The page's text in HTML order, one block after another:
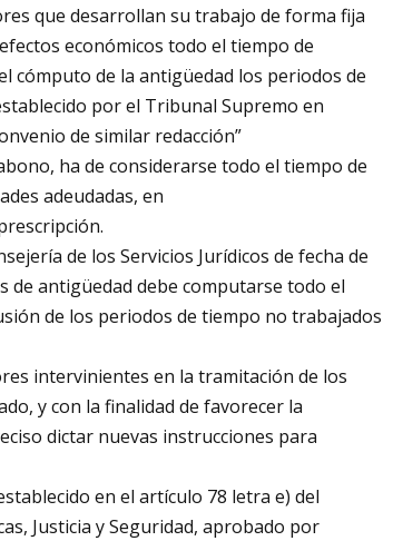
que desarrollan su trabajo de forma fija
económicos todo el tiempo de
cómputo de la antigüedad los periodos de
por el Tribunal Supremo en
de similar redacción”
ha de considerarse todo el tiempo de
adeudadas, en
de los Servicios Jurídicos de fecha de
de antigüedad debe computarse todo el
de los periodos de tiempo no trabajados
intervinientes en la tramitación de los
y con la finalidad de favorecer la
dictar nuevas instrucciones para
en el artículo 78 letra e) del
Justicia y Seguridad, aprobado por